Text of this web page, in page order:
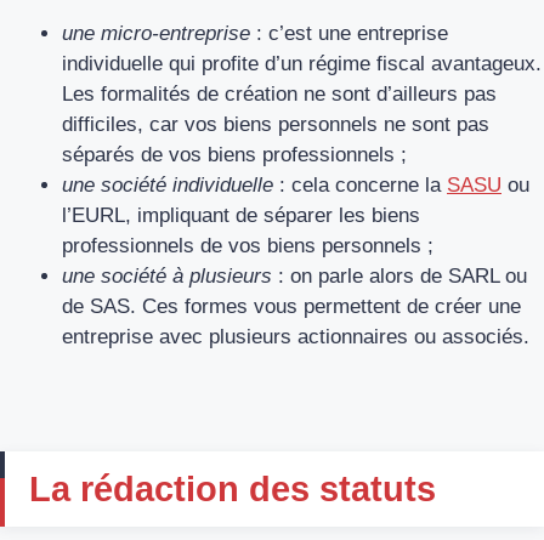
une micro-entreprise : c’est une entreprise
individuelle qui profite d’un régime fiscal avantageux.
Les formalités de création ne sont d’ailleurs pas
difficiles, car vos biens personnels ne sont pas
séparés de vos biens professionnels ;
une société individuelle : cela concerne la SASU ou
l’EURL, impliquant de séparer les biens
professionnels de vos biens personnels ;
une société à plusieurs : on parle alors de SARL ou
de SAS. Ces formes vous permettent de créer une
entreprise avec plusieurs actionnaires ou associés.
La rédaction des statuts